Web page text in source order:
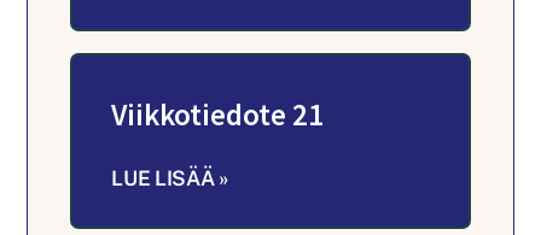
Viikkotiedote 21
LUE LISÄÄ »